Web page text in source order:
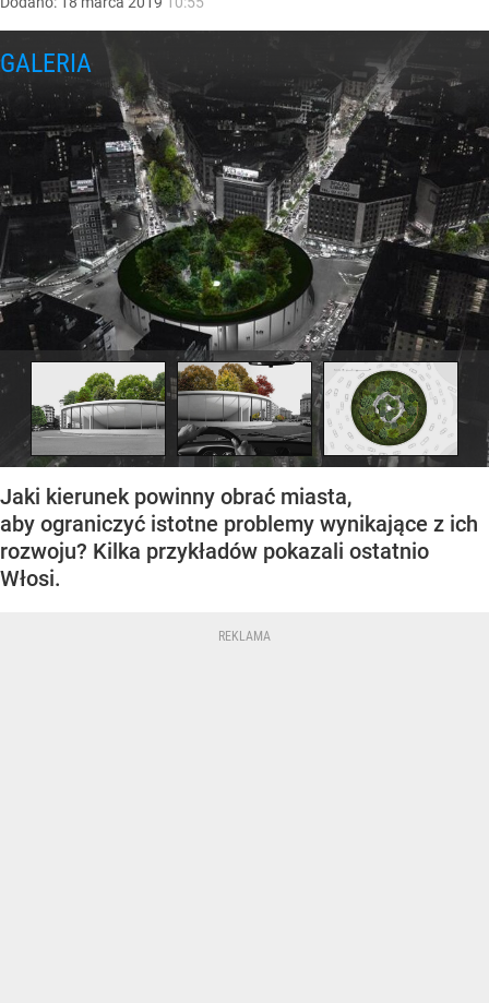
Jaki kierunek powinny obrać miasta,
aby ograniczyć istotne problemy wynikające z ich
rozwoju? Kilka przykładów pokazali ostatnio
Włosi.